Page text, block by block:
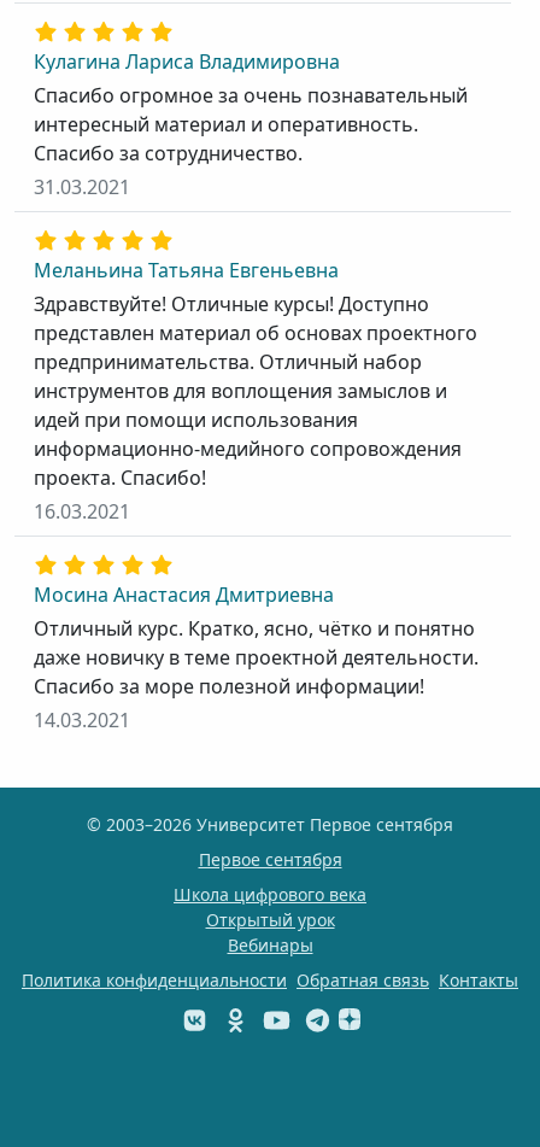
Кулагина Лариса Владимировна
Спасибо огромное за очень познавательный
интересный материал и оперативность.
Спасибо за сотрудничество.
31.03.2021
Меланьина Татьяна Евгеньевна
Здравствуйте! Отличные курсы! Доступно
представлен материал об основах проектного
предпринимательства. Отличный набор
инструментов для воплощения замыслов и
идей при помощи использования
информационно-медийного сопровождения
проекта. Спасибо!
16.03.2021
Мосина Анастасия Дмитриевна
Отличный курс. Кратко, ясно, чётко и понятно
даже новичку в теме проектной деятельности.
Спасибо за море полезной информации!
14.03.2021
© 2003–2026 Университет Первое сентября
Первое сентября
Школа цифрового века
Открытый урок
Вебинары
Политика конфиденциальности Обратная связь Контакты